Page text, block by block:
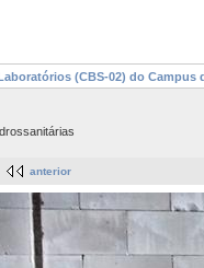
(CBS-02) do Campus
anterior